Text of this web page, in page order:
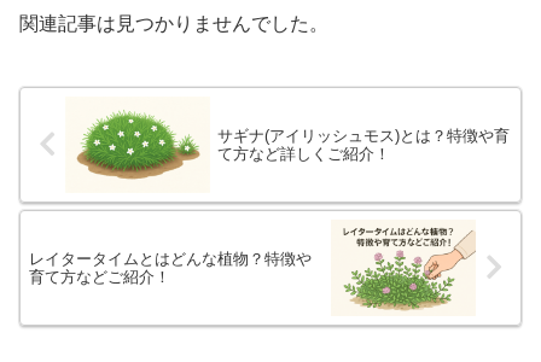
関連記事は見つかりませんでした。
サギナ(アイリッシュモス)とは？特徴や育
て方など詳しくご紹介！
レイタータイムとはどんな植物？特徴や
育て方などご紹介！